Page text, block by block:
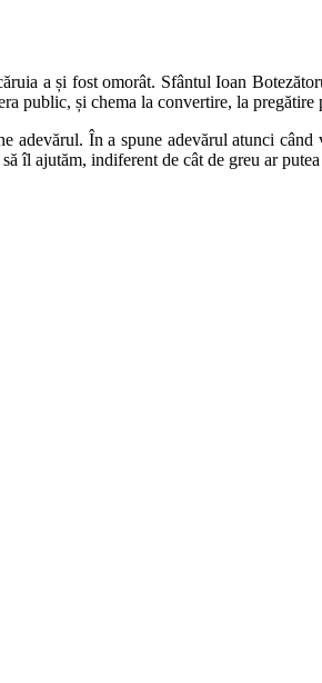
a și fost omorât. Sfântul Ioan
public, și chema la convertire, la
adevărul. În a spune adevărul atunci când
îl ajutăm, indiferent de cât de greu ar